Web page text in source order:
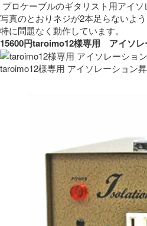
プロケーブルのギタリスト用アイ
写真のとおりネジが2本足らないよう
15600円taroimo12様専用　アイソ
taroimo12様専用 アイソレーション